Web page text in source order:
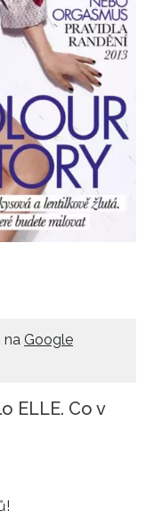
na Google
ELLE. Co v